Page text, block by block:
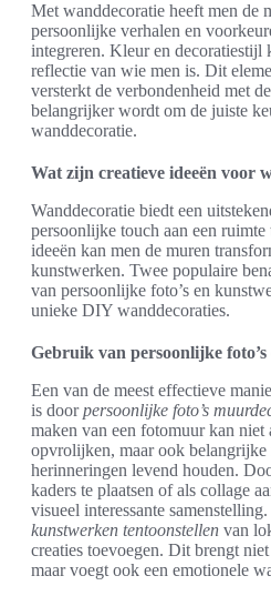
Met wanddecoratie heeft men de
persoonlijke verhalen en
integreren. Kleur en decoratiestijl
reflectie van wie men is. Dit
versterkt de verbondenheid met
belangrijker wordt om de juiste
wanddecoratie.
Wat zijn creatieve ideeën voor
Wanddecoratie biedt een
persoonlijke touch aan een
ideeën kan men de muren
kunstwerken. Twee populaire
van persoonlijke foto’s en
unieke DIY wanddecoraties.
Gebruik van persoonlijke
Een van de meest effectieve
is doorpersoonlijke foto’s
maken van een fotomuur kan niet
opvrolijken, maar ook belangrijke
herinneringen levend houden.
kaders te plaatsen of als collage
visueel interessante
kunstwerken tentoonstellen van
creaties toevoegen. Dit brengt
maar voegt ook een emotionele